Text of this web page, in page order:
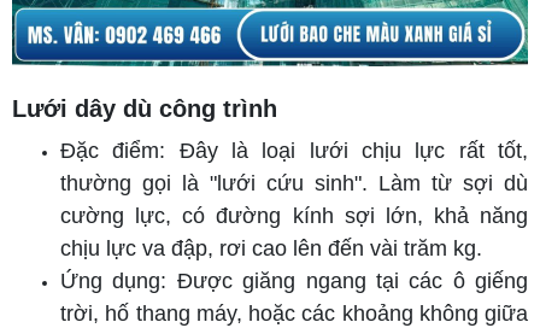
Lưới dây dù công trình
Đặc điểm: Đây là loại lưới chịu lực rất tốt,
thường gọi là "lưới cứu sinh". Làm từ sợi dù
cường lực, có đường kính sợi lớn, khả năng
chịu lực va đập, rơi cao lên đến vài trăm kg.
Ứng dụng: Được giăng ngang tại các ô giếng
trời, hố thang máy, hoặc các khoảng không giữa